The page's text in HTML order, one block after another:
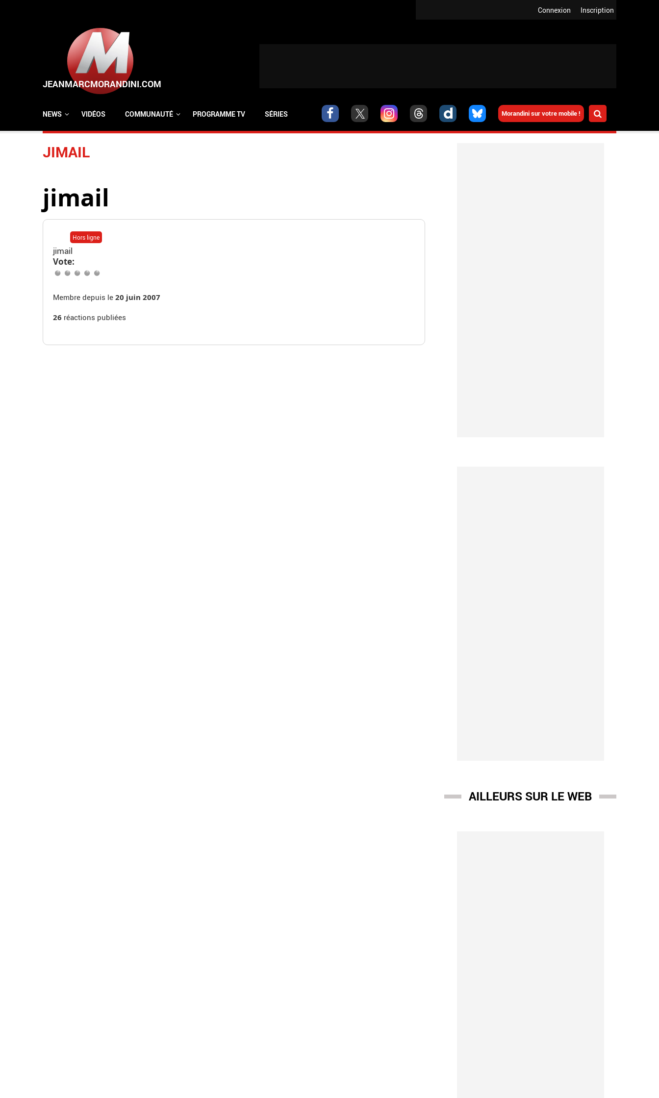
Inscription
Connexion
Morandini sur votre mobile !
NEWS VIDÉOS COMMUNAUTÉ PROGRAMME TV SÉRIES
JIMAIL
jimail
Hors ligne
jimail
Vote:
Membre depuis le 20 juin 2007
26 réactions publiées
AILLEURS SUR LE WEB